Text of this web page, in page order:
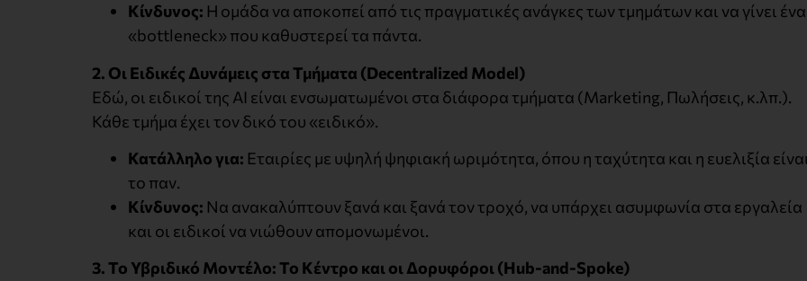
Κίνδυνος: Η ομάδα να αποκοπεί από τις πραγματικές ανάγκες των τμημάτων και να γίνει ένα
«bottleneck» που καθυστερεί τα πάντα.
2. Οι Ειδικές Δυνάμεις στα Τμήματα (Decentralized Model)
Εδώ, οι ειδικοί της AI είναι ενσωματωμένοι στα διάφορα τμήματα (Marketing, Πωλήσεις, κ.λπ.).
Κάθε τμήμα έχει τον δικό του «ειδικό».
Κατάλληλο για: Εταιρίες με υψηλή ψηφιακή ωριμότητα, όπου η ταχύτητα και η ευελιξία
το παν.
Κίνδυνος: Να ανακαλύπτουν ξανά και ξανά τον τροχό, να υπάρχει ασυμφωνία στα εργαλεία
και οι ειδικοί να νιώθουν απομονωμένοι.
3. Το Υβριδικό Μοντέλο: Το Κέντρο και οι Δορυφόροι (Hub-and-Spoke)